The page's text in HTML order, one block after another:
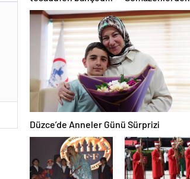
buldu: O yüzük
tarihi eser çıktı!
Sema Gösterisi
Düzce’de Anneler Günü Sürprizi